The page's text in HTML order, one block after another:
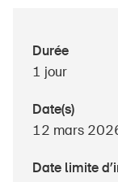
Médias
Sinus Plus
Durée
1 jour
Date(s)
12 mars
Date limite